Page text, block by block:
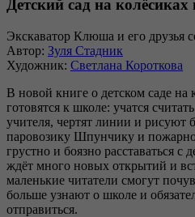
Детский сад на
Экскаватор Клюша и его друзья
Автор: Зуля Стадник
Художник: Светлана Короткова
В новой книге о детском саде на
готовятся к школе: учатся
учителя, чертят линии и
паровозику Шпунчику и
грустно и боязно расставаться
ждёт много новых открытий и
маленькие читатели смогут
больше узнают о школе и
отправиться.